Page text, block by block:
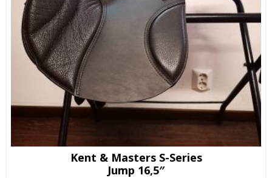
Kent & Masters S-Series
Jump 16,5″